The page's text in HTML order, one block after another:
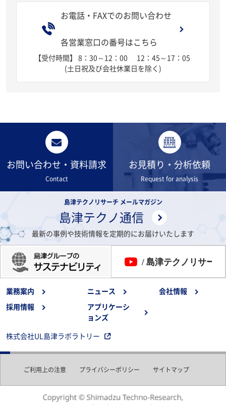
お電話・FAXでのお問い合わせ
各営業窓口の番号はこちら
【受付時間】 8：30～12：00
12：45～17：05
(土日祝及び会社休業日を除く)
お問い合わせ・資料請求
Contact
お見積り・分析依頼
Request for analysis
島津テクノリサーチ メールマガジン
島津テクノ通信
最新の事例や技術情報を定期的にお届けいたします
業務案内 ニュース 会社情報
採用情報
アプリケーシ
ョンズ
株式会社UL島津ラボラトリー
ご利用上の注意 プライバシーポリシー サイトマップ